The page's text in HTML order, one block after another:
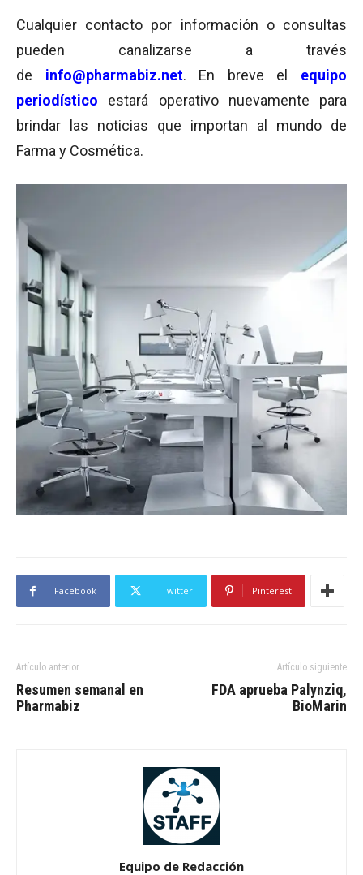
Cualquier contacto por información o consultas
pueden canalizarse a través
de info@pharmabiz.net. En breve el equipo
periodístico estará operativo nuevamente para
brindar las noticias que importan al mundo de
Farma y Cosmética.
Facebook Twitter Pinterest
Artículo anterior
Resumen semanal en
Pharmabiz
Artículo siguiente
FDA aprueba Palynziq,
BioMarin
Equipo de Redacción